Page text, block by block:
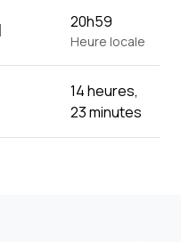
20h59
Heure locale
14 heures,
23 minutes